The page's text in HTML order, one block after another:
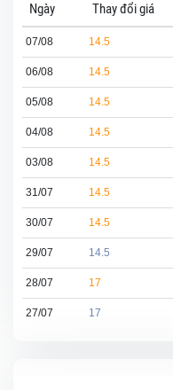
Ngày Thay đổi giá
07/08 14.5
06/08 14.5
05/08 14.5
04/08 14.5
03/08 14.5
31/07 14.5
30/07 14.5
29/07 14.5
28/07 17
27/07 17